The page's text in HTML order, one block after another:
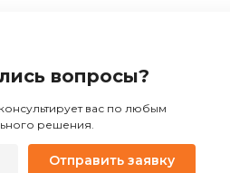
вопросы?
вас по любым
решения.
Отправить заявку